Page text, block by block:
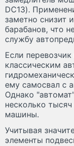
DC13).
заметно снизит
барабанов, что
службу
Если
классическим
ему самосвал с
Однако
несколько
машины.
Учитывая
элементы